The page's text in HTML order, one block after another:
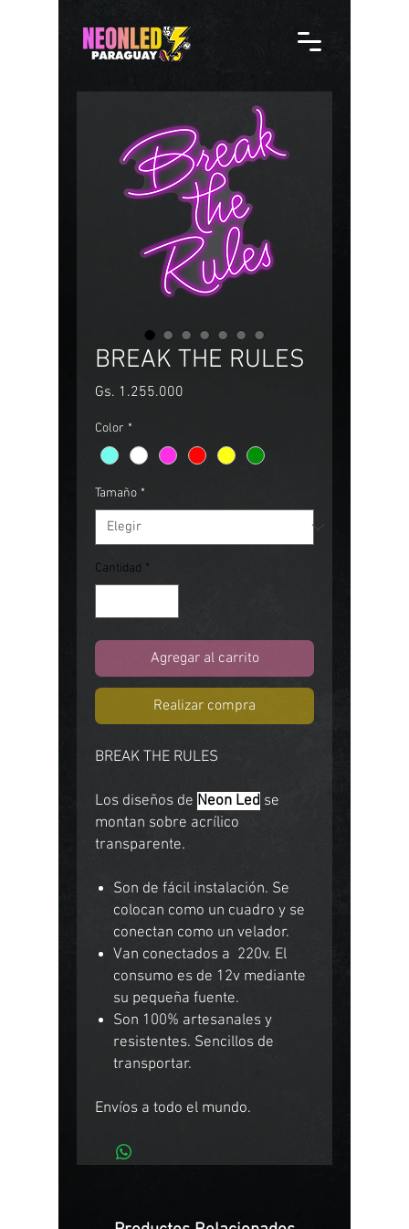
BREAK THE RULES
Gs. 1.255.000
Color *
Tamaño *
Cantidad *
Agregar al carrito
Realizar compra
BREAK THE RULES
Los diseños de Neon Led se
montan sobre acrílico
transparente.
Son de fácil instalación. Se
colocan como un cuadro y se
conectan como un velador.
Van conectados a 220v. El
consumo es de 12v mediante
su pequeña fuente.
Son 100% artesanales y
resistentes. Sencillos de
transportar.
Envíos a todo el mundo.